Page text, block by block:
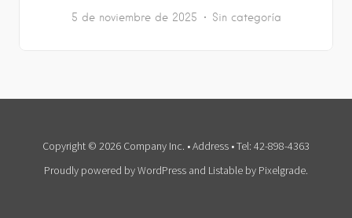
5 de noviembre de 2025 Sin categoría
Copyright © 2026 Company Inc. • Address • Tel: 42-898-4363
Proudly powered by WordPress and Listable by Pixelgrade.